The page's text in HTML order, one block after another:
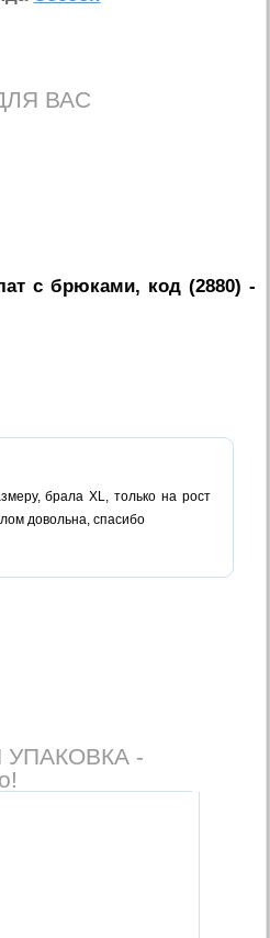
ВАС
с брюками, код (2880) -
брала XL, только на рост
довольна, спасибо
-